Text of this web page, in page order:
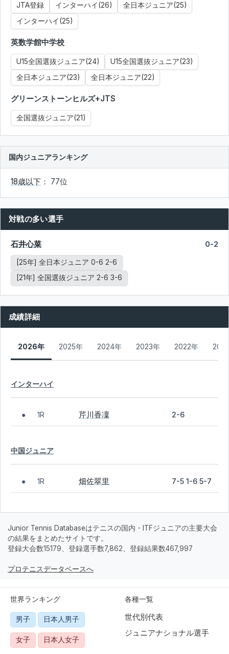
JTA登録 インターハイ(26)
全日本ジュニア(25)
インターハイ(25)
英数学館中学校
U15全国選抜ジュニア(24)
U15全国選抜ジュニア(23)
全日本ジュニア(23)
全日本ジュニア(22)
グリーンストーンヒルズ+JTS
全国選抜ジュニア(21)
国内ジュニアランキング
18歳以下 ： 77位
対戦の多い選手
石井心菜 0-2
[25年] 全日本ジュニア 0-6 2-6
[21年] 全国選抜ジュニア 2-6 3-6
成績詳細
2026年 2025年 2024年 2023年 2022年
インターハイ
● 1R 芹川香凜 2-6
中国ジュニア
● 1R 畑佐翠里 7-5 1-6 5-7
Junior Tennis Databaseはテニスの国内・ITFジュニアの主要大会
の結果をまとめたサイトです。
登録大会数15179、登録選手数7,862、登録結果数467,997
プロテニスデータベースへ
世界ランキング
男子 日本人男子
女子 日本人女子
各種一覧
世代別代表
ジュニアナショナル選手